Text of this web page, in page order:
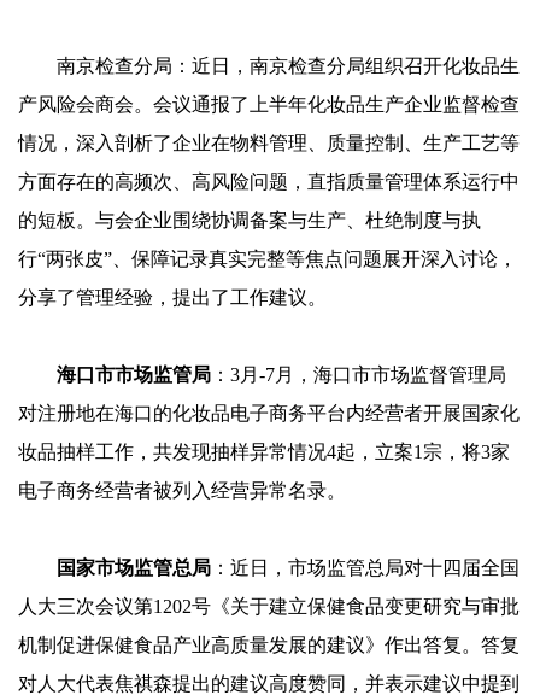
南京检查分局：近日，南京检查分局组织召开化妆品生
产风险会商会。会议通报了上半年化妆品生产企业监督检查
情况，深入剖析了企业在物料管理、质量控制、生产工艺等
方面存在的高频次、高风险问题，直指质量管理体系运行中
的短板。与会企业围绕协调备案与生产、杜绝制度与执
行“两张皮”、保障记录真实完整等焦点问题展开深入讨论，
分享了管理经验，提出了工作建议。
海口市市场监管局 ：3月-7月，海口市市场监督管理局
对注册地在海口的化妆品电子商务平台内经营者开展国家化
妆品抽样工作，共发现抽样异常情况4起，立案1宗，将3家
电子商务经营者被列入经营异常名录。
国家市场监管总局 ：近日，市场监管总局对十四届全国
人大三次会议第1202号《关于建立保健食品变更研究与审批
机制促进保健食品产业高质量发展的建议》作出答复。答复
对人大代表焦祺森提出的建议高度赞同，并表示建议中提到